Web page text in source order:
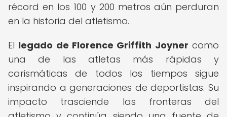
récord en los 100 y 200 metros aún perduran
en la historia del atletismo.
El legado de Florence Griffith Joyner como
una de las atletas más rápidas y
carismáticas de todos los tiempos sigue
inspirando a generaciones de deportistas. Su
impacto trasciende las fronteras del